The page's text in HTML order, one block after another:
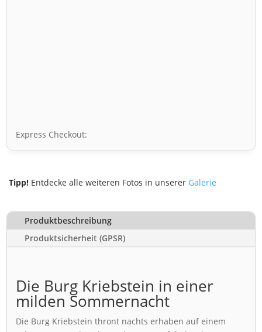
Express Checkout:
Tipp! Entdecke alle weiteren Fotos in unserer Galerie
Produktbeschreibung
Produktsicherheit (GPSR)
Die Burg Kriebstein in einer
milden Sommernacht
Die Burg Kriebstein thront nachts erhaben auf einem